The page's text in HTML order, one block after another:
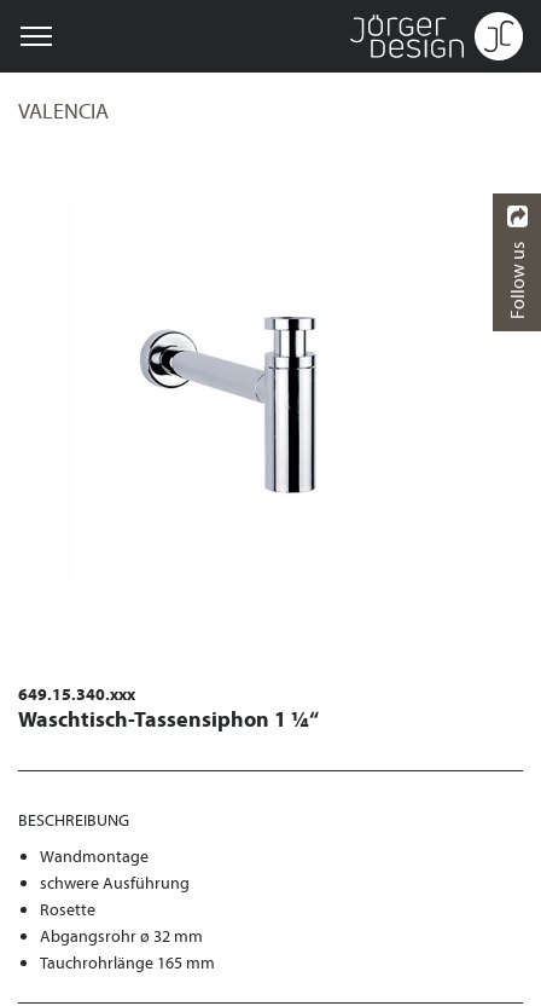
VALENCIA
649.15.340.xxx
Waschtisch-Tassensiphon 1 ¼“
BESCHREIBUNG
Wandmontage
schwere Ausführung
Rosette
Abgangsrohr ø 32 mm
Tauchrohrlänge 165 mm
Follow us